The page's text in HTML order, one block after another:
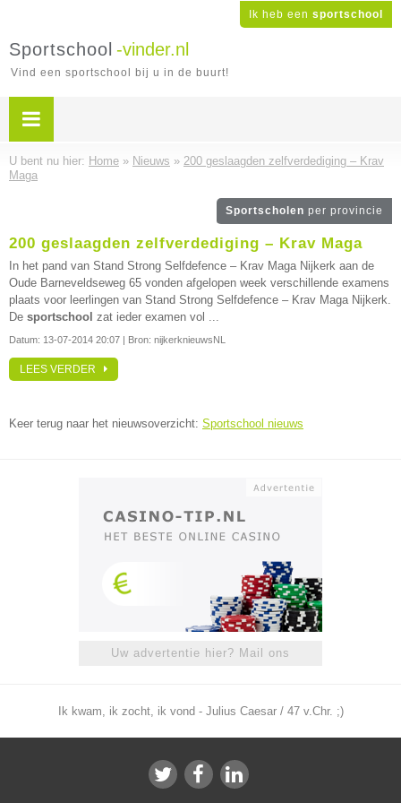
Ik heb een sportschool
Sportschool -vinder.nl
Vind een sportschool bij u in de buurt!
U bent nu hier: Home » Nieuws » 200 geslaagden zelfverdediging – Krav
Maga
Sportscholen per provincie
200 geslaagden zelfverdediging – Krav Maga
In het pand van Stand Strong Selfdefence – Krav Maga Nijkerk aan de
Oude Barneveldseweg 65 vonden afgelopen week verschillende examens
plaats voor leerlingen van Stand Strong Selfdefence – Krav Maga Nijkerk.
De sportschool zat ieder examen vol ...
Datum: 13-07-2014 20:07 | Bron: nijkerknieuwsNL
LEES VERDER
Keer terug naar het nieuwsoverzicht: Sportschool nieuws
Uw advertentie hier? Mail ons
Ik kwam, ik zocht, ik vond - Julius Caesar / 47 v.Chr. ;)